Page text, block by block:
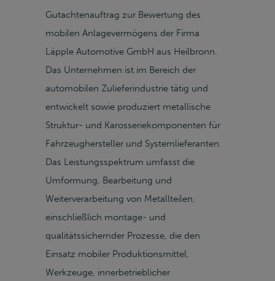
Gutachtenauftrag zur Bewertung des
mobilen Anlagevermögens der Firma
Läpple Automotive GmbH aus Heilbronn.
Das Unternehmen ist im Bereich der
automobilen Zulieferindustrie tätig und
entwickelt sowie produziert metallische
Struktur- und Karosseriekomponenten für
Fahrzeughersteller und Systemlieferanten.
Das Leistungsspektrum umfasst die
Umformung, Bearbeitung und
Weiterverarbeitung von Metallteilen,
einschließlich montage- und
qualitätssichernder Prozesse, die den
Einsatz mobiler Produktionsmittel,
Werkzeuge, innerbetrieblicher